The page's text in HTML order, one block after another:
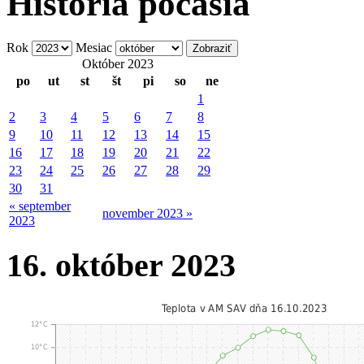
Rok
Mesiac
Október 2023
po
ut st št pi so ne
« september
2023
november 2023 »
1
2
3 4 5 6 7
8
9
10 11 12 13 14
15
16
17 18 19 20 21
22
23
24 25 26 27 28
29
30
31
16. október 2023